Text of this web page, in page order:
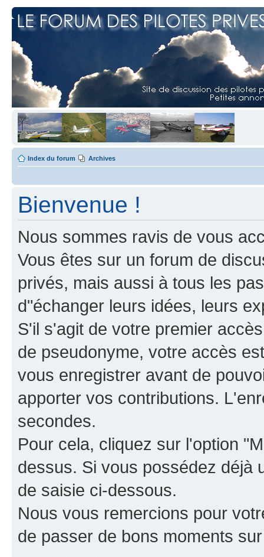
Index du forum Archives
Bienvenue !
Nous sommes ravis de vous
Vous êtes sur un forum de
privés, mais aussi à tous les
d"échanger leurs idées, leurs
S'il s'agit de votre premier
de pseudonyme, votre accès
vous enregistrer avant de
apporter vos contributions.
secondes.
Pour cela, cliquez sur l'option
dessus. Si vous possédez déjà
de saisie ci-dessous.
Nous vous remercions pour
de passer de bons moments